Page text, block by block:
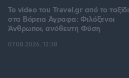
To video του Travel.gr από το ταξίδι
στα Βόρεια Άγραφα: Φιλόξενοι
Άνθρωποι, ανόθευτη Φύση
07.08.2026, 12:38